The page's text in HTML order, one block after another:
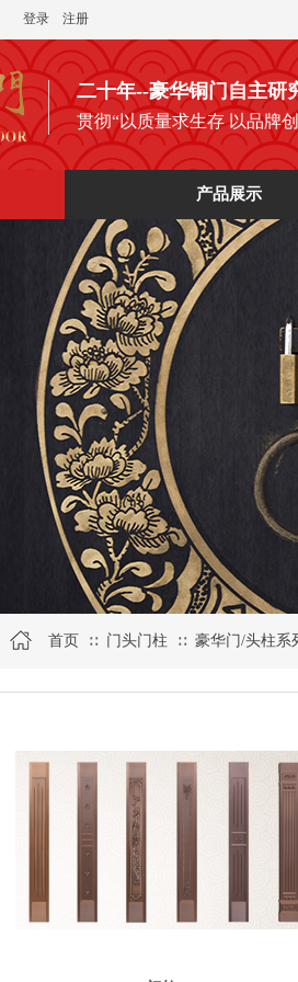
登录 注册
二十年--豪华铜门自主研
贯彻“以质量求生存 以品牌
产品展示
首页 ∷ 门头门柱 ∷ 豪华门/头柱系